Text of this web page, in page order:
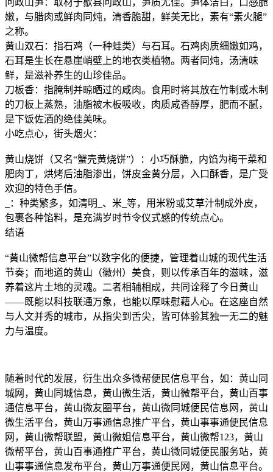
嫩，与腊肉或鲜肉同炖，清香脆甜，鲜美无比，素有“素火腿”
之称。
黄山双石：指石鸡（一种蛙类）与石耳。石鸡肉质细嫩如鸡，
石耳是生长在悬崖峭壁上的地衣类植物。两者同炖，汤清味
鲜，是滋补养生的山珍佳品。
刀板香：指腌制并晾晒过的咸肉。食用时将其放在竹制或木制
的刀板上蒸熟，油脂被木板吸收，肉质咸香醇厚，肥而不腻，
是下饭佐酒的绝佳美味。
小吃点心，街头烟火：
黄山烧饼（又名“蟹壳黄烧饼”）：小巧酥脆，内馅为梅干菜和
肥肉丁，烘烤后油脂渗出，饼皮金黄分层，入口酥香，是广受
欢迎的特色手信。
_：种类繁多，如清明_、米_等，用米粉或艾草汁制成外皮，
包裹各种馅料，是充满岁时节令仪式感的传统点心。
结语
“黄山微帮信息平台”以数字化的便捷，管理着山城的现代生活
节奏；而地道的黄山（徽州）美食，则以传承百年的滋味，滋
养着这片土地的灵魂。二者相辅相成，共同诠释了今日黄山
——既能以科技联通万象，也能以厚味慰藉人心。在这座自然
与人文并秀的城市，从指尖到舌尖，皆可体验其独一无二的魅
力与温度。
随着时代的发展，衍生出众多微帮便民信息平台，如：黄山同
城网，黄山同城信息，黄山微生活，黄山微帮平台，黄山百事
通信息平台，黄山微友圈平台，黄山微同城便民信息网，黄山
微生活平台，黄山万事通信息推广平台，黄山事事通便民信息
网，黄山微帮联盟，黄山微姐信息平台，黄山微帮123，黄山
微帮平台，黄山百事通推广平台，黄山微同城便民服务站，黄
山事事通信息发布平台，黄山万事通便民网，黄山信息平台。